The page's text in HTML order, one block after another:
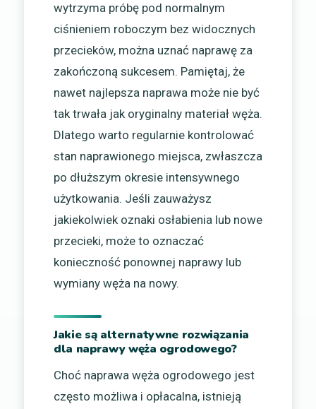
wytrzyma próbę pod normalnym
ciśnieniem roboczym bez widocznych
przecieków, można uznać naprawę za
zakończoną sukcesem. Pamiętaj, że
nawet najlepsza naprawa może nie być
tak trwała jak oryginalny materiał węża.
Dlatego warto regularnie kontrolować
stan naprawionego miejsca, zwłaszcza
po dłuższym okresie intensywnego
użytkowania. Jeśli zauważysz
jakiekolwiek oznaki osłabienia lub nowe
przecieki, może to oznaczać
konieczność ponownej naprawy lub
wymiany węża na nowy.
Jakie są alternatywne rozwiązania
dla naprawy węża ogrodowego?
Choć naprawa węża ogrodowego jest
często możliwa i opłacalna, istnieją